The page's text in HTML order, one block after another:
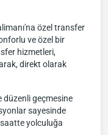
özel transfer
ve özel bir
hizmetleri,
direkt olarak
düzenli geçmesine
sayesinde
yolculuğa